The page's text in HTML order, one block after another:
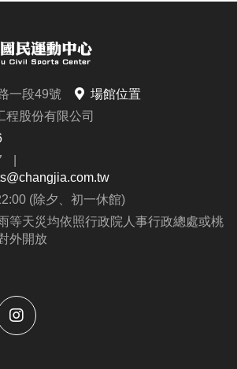
一段49號
場館位置
程股份有限公司
|
(除夕、初一休館)
等天災均依照行政院人事行政總處或桃
外開放